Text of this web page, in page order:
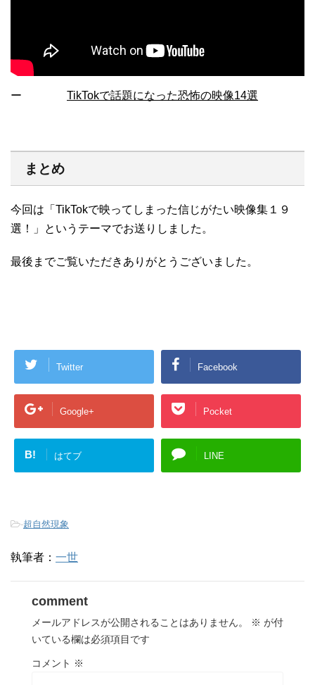
ー TikTokで話題になった恐怖の映像14選
まとめ
今回は「TikTokで映ってしまった信じがたい映像集１９
選！」というテーマでお送りしました。
最後までご覧いただきありがとうございました。
Twitter Facebook
Google+ Pocket
B! はてブ LINE
-超自然現象
執筆者： 一世
comment
メールアドレスが公開されることはありません。 ※ が付
いている欄は必須項目です
コメント ※